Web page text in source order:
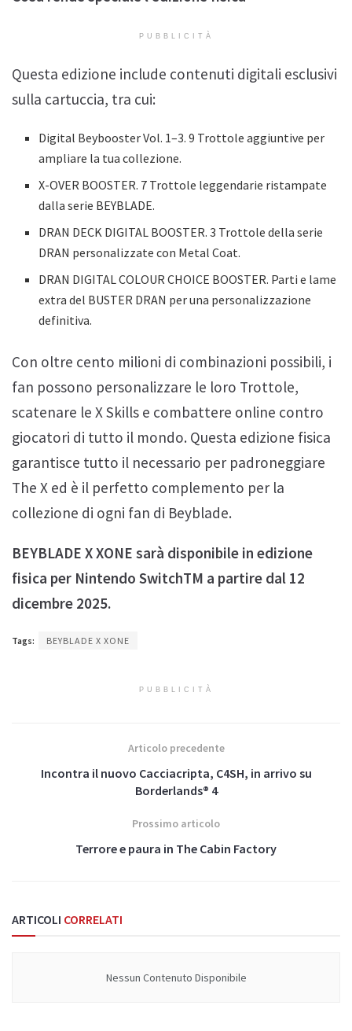
PUBBLICITÀ
Questa edizione include contenuti digitali esclusivi
sulla cartuccia, tra cui:
Digital Beybooster Vol. 1–3. 9 Trottole aggiuntive per
ampliare la tua collezione.
X-OVER BOOSTER. 7 Trottole leggendarie ristampate
dalla serie BEYBLADE.
DRAN DECK DIGITAL BOOSTER. 3 Trottole della serie
DRAN personalizzate con Metal Coat.
DRAN DIGITAL COLOUR CHOICE BOOSTER. Parti e lame
extra del BUSTER DRAN per una personalizzazione
definitiva.
Con oltre cento milioni di combinazioni possibili, i
fan possono personalizzare le loro Trottole,
scatenare le X Skills e combattere online contro
giocatori di tutto il mondo. Questa edizione fisica
garantisce tutto il necessario per padroneggiare
The X ed è il perfetto complemento per la
collezione di ogni fan di Beyblade.
BEYBLADE X XONE sarà disponibile in edizione
fisica per Nintendo SwitchTM a partire dal 12
dicembre 2025.
Tags: BEYBLADE X XONE
PUBBLICITÀ
Articolo precedente
Incontra il nuovo Cacciacripta, C4SH, in arrivo su
Borderlands® 4
Prossimo articolo
Terrore e paura in The Cabin Factory
ARTICOLI CORRELATI
Nessun Contenuto Disponibile